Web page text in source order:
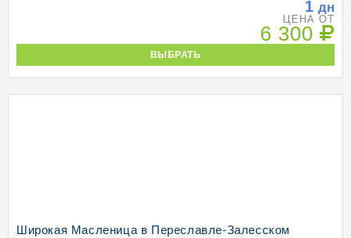
1 дн
ЦЕНА ОТ
6 300
ВЫБРАТЬ
Широкая Масленица в Переславле-Залесском